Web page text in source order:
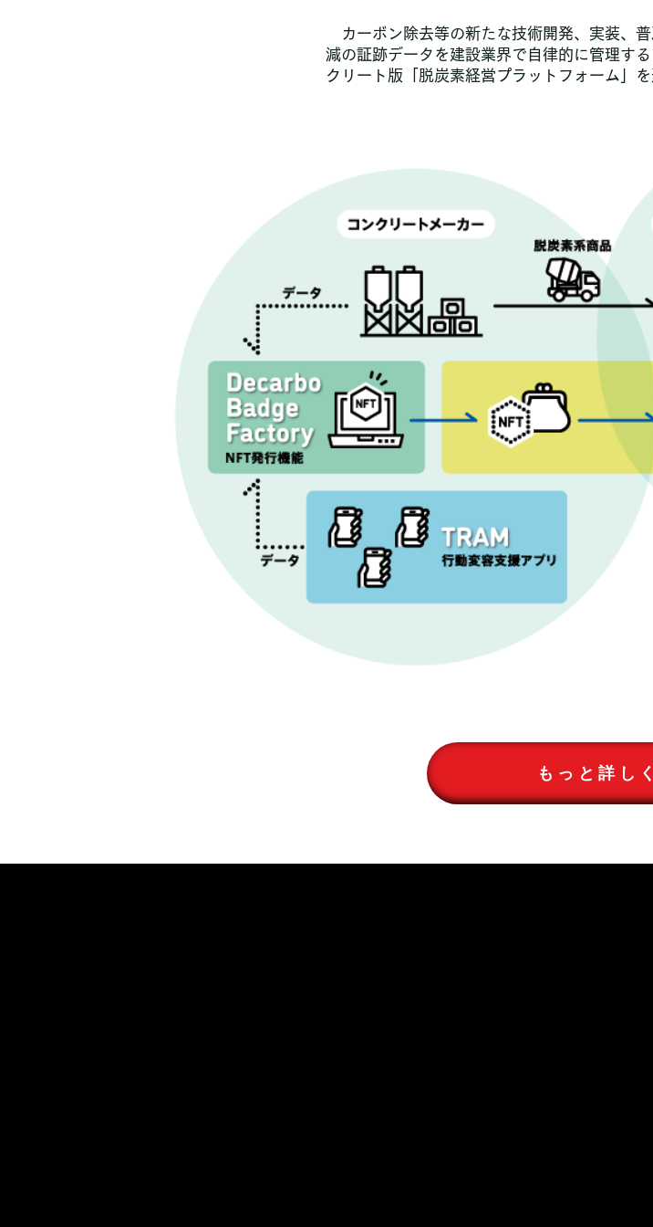
カーボン除去等の新たな技術開発、実装、
減の証跡データを建設業界で自律的に管理す
クリート版「脱炭素経営プラットフォーム」を
もっと詳しく